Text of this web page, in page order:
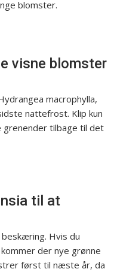
blomster.
visne blomster
macrophylla,
nattefrost. Klip kun
tilbage til det
til at
Hvis du
der nye grønne
først til næste år, da